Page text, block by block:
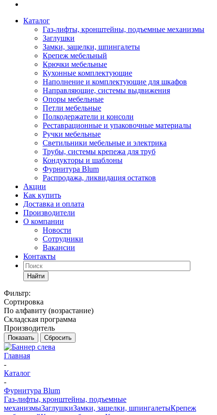
Каталог
Газ-лифты, кронштейны, подъемные механизмы
Заглушки
Замки, защелки, шпингалеты
Крепеж мебельный
Крючки мебельные
Кухонные комплектующие
Наполнение и комплектующие для шкафов
Направляющие, системы выдвижения
Опоры мебельные
Петли мебельные
Полкодержатели и консоли
Реставрационные и упаковочные материалы
Ручки мебельные
Светильники мебельные и электрика
Трубы, системы крепежа для труб
Кондукторы и шаблоны
Фурнитура Blum
Распродажа, ликвидация остатков
Акции
Как купить
Доставка и оплата
Производители
О компании
Новости
Сотрудники
Вакансии
Контакты
Найти
Фильтр:
Сортировка
По алфавиту (возрастание)
Складская программа
Производитель
Показать Сбросить
Главная
-
Каталог
-
Фурнитура Blum
Газ-лифты, кронштейны, подъемные
механизмыЗаглушкиЗамки, защелки, шпингалетыКрепеж